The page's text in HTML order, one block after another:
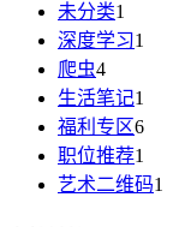
未分类1
深度学习1
爬虫4
生活笔记1
福利专区6
职位推荐1
艺术二维码1